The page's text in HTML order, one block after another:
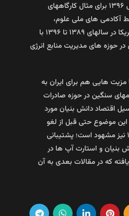
پس از تحریمها از سال ۱۳۹۶ برای مثال کارگاههای
آکادمی های ملی علوم،
مهندسی و پزشکی امریکا در سالهای ۱۳۸۹ تا ۱۳۹۶ با
حوزه های مدیریت منابع انرژی
هایی هم برای ایران به
سنگین در حوزه صادرات
اقتصاد دانش بنیان مورد
این موضوع حتی قبل از لغو
تحریمها در سال ۱۳۹۵ نیز مشهود است؛ پشتیبانی
بنیان و استارت آپ ها در
که در مقالات بعدی به آن